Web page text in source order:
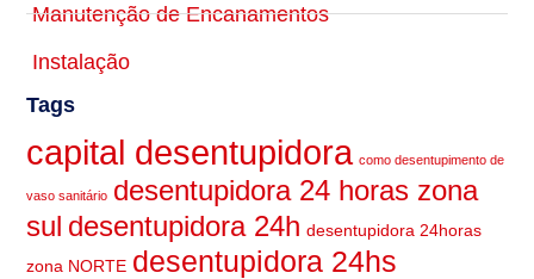
Manutenção de Encanamentos
Instalação
Tags
capital desentupidora como desentupimento de
vaso sanitário desentupidora 24 horas zona
sul desentupidora 24h desentupidora 24horas
zona NORTE desentupidora 24hs